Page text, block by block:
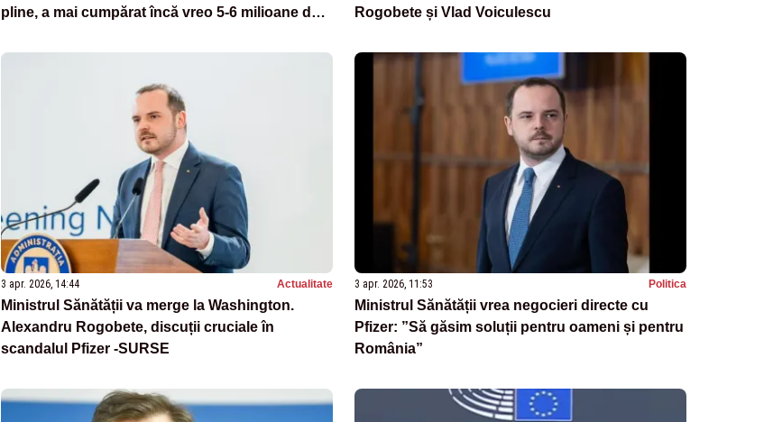
pline, a mai cumpărat încă vreo 5-6 milioane de
Rogobete și Vlad Voiculescu
3 apr. 2026, 14:44 Actualitate
Ministrul Sănătății va merge la Washington.
Alexandru Rogobete, discuții cruciale în
scandalul Pfizer -SURSE
3 apr. 2026, 11:53 Politica
Ministrul Sănătății vrea negocieri directe cu
Pfizer: ”Să găsim soluții pentru oameni și pentru
România”